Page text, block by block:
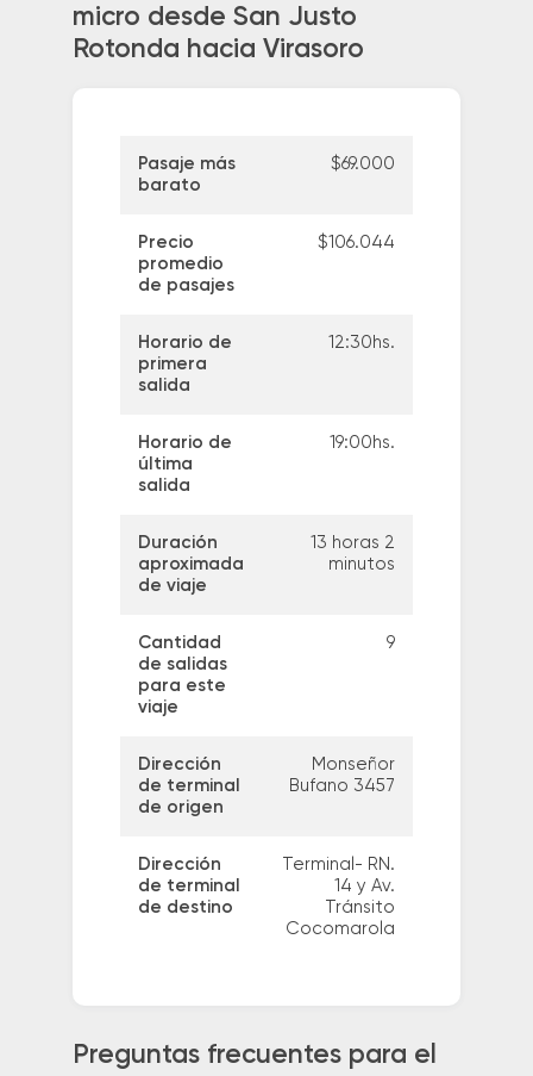
micro desde San Justo
Rotonda hacia Virasoro
Pasaje más
barato
$69.000
Precio
promedio
de pasajes
$106.044
Horario de
primera
salida
12:30hs.
Horario de
última
salida
19:00hs.
Duración
aproximada
de viaje
13 horas 2
minutos
Cantidad
de salidas
para este
viaje
9
Dirección
de terminal
de origen
Monseñor
Bufano 3457
Dirección
de terminal
de destino
Terminal- RN.
14 y Av.
Tránsito
Cocomarola
Preguntas frecuentes para el